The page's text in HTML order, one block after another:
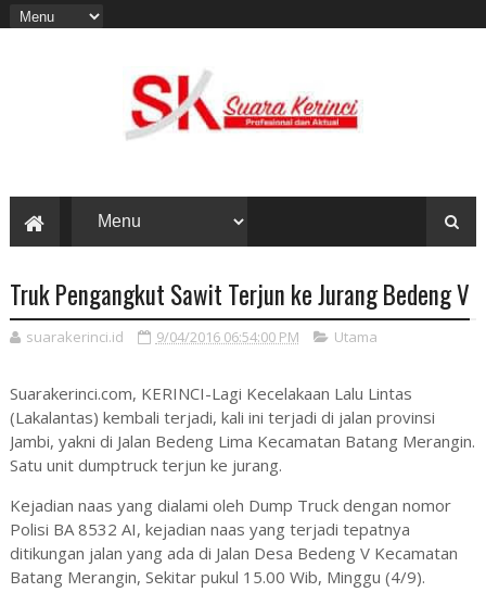
Truk Pengangkut Sawit Terjun ke Jurang Bedeng V
suarakerinci.id 9/04/2016 06:54:00 PM Utama
Suarakerinci.com, KERINCI-Lagi Kecelakaan Lalu Lintas
(Lakalantas) kembali terjadi, kali ini terjadi di jalan provinsi
Jambi, yakni di Jalan Bedeng Lima Kecamatan Batang Merangin.
Satu unit dumptruck terjun ke jurang.
Kejadian naas yang dialami oleh Dump Truck dengan nomor
Polisi BA 8532 AI, kejadian naas yang terjadi tepatnya
ditikungan jalan yang ada di Jalan Desa Bedeng V Kecamatan
Batang Merangin, Sekitar pukul 15.00 Wib, Minggu (4/9).